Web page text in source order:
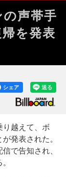
声帯手
を発表
送る
シェア
越えて、ボ
発表された。
で告知され、